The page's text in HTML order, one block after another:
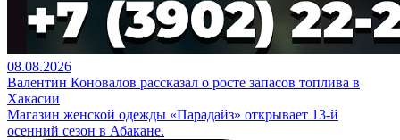
08.08.2026
Валентин Коновалов рассказал о росте запасов топлива в
Хакасии
Магазин женской одежды «Парадайз» открывает 13-й
осенний сезон в Абакане.